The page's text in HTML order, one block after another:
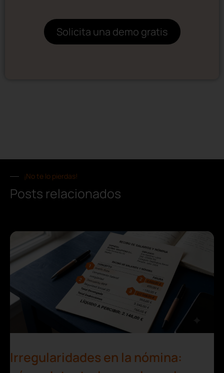
Solicita una demo gratis
¡No te lo pierdas!
Posts relacionados
Irregularidades en la nómina: